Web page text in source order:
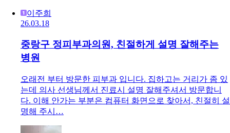
이주희
26.03.18
중랑구 정피부과의원, 친절하게 설명 잘해주는
병원
오래전 부터 방문한 피부과 입니다. 집하고는 거리가 좀 있
는데 의사 선생님께서 진료시 설명 잘해주셔서 방문합니
다. 이해 안가는 부분은 컴퓨터 화면으로 찾아서, 친절히 설
명해 주시…